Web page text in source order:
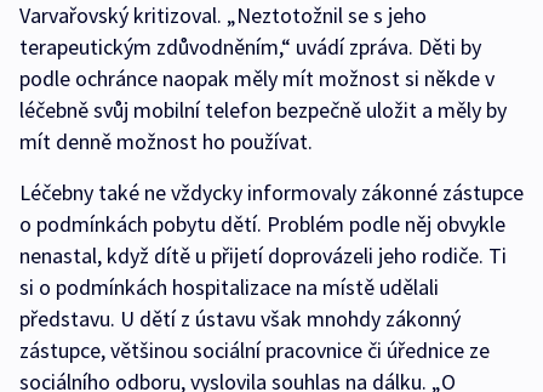
Varvařovský kritizoval. „Neztotožnil se s jeho
terapeutickým zdůvodněním,“ uvádí zpráva. Děti by
podle ochránce naopak měly mít možnost si někde v
léčebně svůj mobilní telefon bezpečně uložit a měly by
mít denně možnost ho používat.
Léčebny také ne vždycky informovaly zákonné zástupce
o podmínkách pobytu dětí. Problém podle něj obvykle
nenastal, když dítě u přijetí doprovázeli jeho rodiče. Ti
si o podmínkách hospitalizace na místě udělali
představu. U dětí z ústavu však mnohdy zákonný
zástupce, většinou sociální pracovnice či úřednice ze
sociálního odboru, vyslovila souhlas na dálku. „O